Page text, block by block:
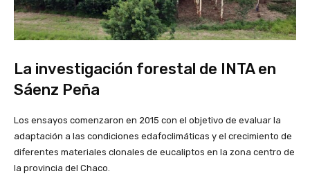
La investigación forestal de INTA en
Sáenz Peña
Los ensayos comenzaron en 2015 con el objetivo de evaluar la
adaptación a las condiciones edafoclimáticas y el crecimiento de
diferentes materiales clonales de eucaliptos en la zona centro de
la provincia del Chaco.